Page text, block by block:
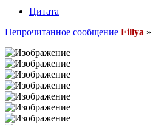
Цитата
Непрочитанное сообщение Fillya »